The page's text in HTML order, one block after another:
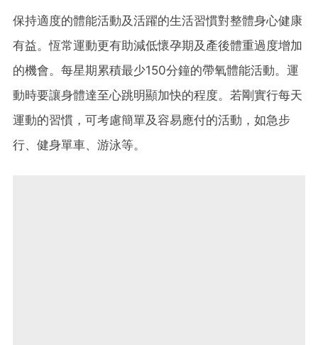
保持適度的體能活動及活躍的生活習慣對整體身心健康
有益。恆常運動更有助減低懷孕期及產後體重過度增加
的機會。每星期累積最少150分鐘的帶氧體能活動。運
動時要讓身體達至心跳明顯加快的程度。若剛實行每天
運動的習慣，可考慮簡單及容易應付的活動，如急步
行、健身單車、游泳等。